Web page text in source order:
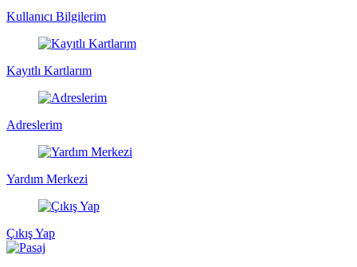
Kullanıcı Bilgilerim
Kayıtlı Kartlarım
Adreslerim
Yardım Merkezi
Çıkış Yap